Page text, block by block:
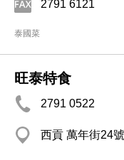
2791 6121
泰國菜
旺泰特食
2791 0522
西貢 萬年街24